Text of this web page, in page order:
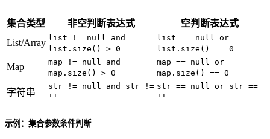
集合类型 非空判断表达式
空判断表达式
List/Array list != null and
list.size() > 0
list == null or
list.size() == 0
Map
map != null and
map.size() > 0
map == null or
map.size() == 0
字符串
str != null and str !=
''
str == null or str ==
''
示例：集合参数条件判断